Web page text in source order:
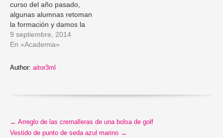
curso del año pasado,
algunas alumnas retoman
la formación y damos la
bienvenida a otras que se
han atrevido emprender
Aprovechamos a
este año los resultados
9 septiembre, 2014
En «Academia»
Author: aitor3ml
More
Articles
← Arreglo de las cremalleras de una bolsa de golf
Vestido de punto de seda azul marino →